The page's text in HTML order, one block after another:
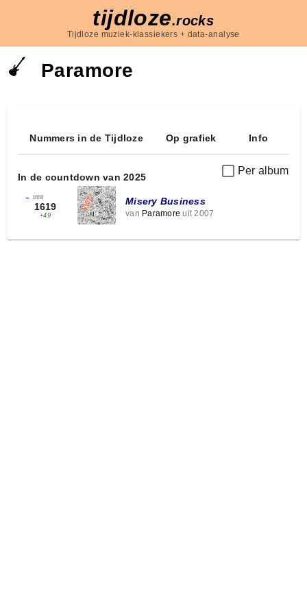
tijdloze.rocks
Tijdloze muziek-klassiekers + data-analyse
Paramore
Nummers in de Tijdloze Op grafiek Info
Per album
In de countdown van 2025
← 1668
1619
+49
Misery Business
van Paramore uit 2007